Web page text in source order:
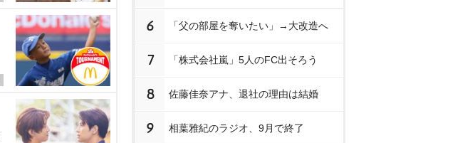
6 「父の部屋を奪いたい」→大改造へ
7 「株式会社嵐」5人のFC出そろう
8 佐藤佳奈アナ、退社の理由は結婚
9 相葉雅紀のラジオ、9月で終了